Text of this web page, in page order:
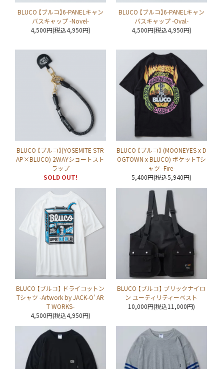
BLUCO 【ブルコ】6-PANELキャン
バスキャップ -Novel-
4,500円(税込4,950円)
BLUCO 【ブルコ】6-PANELキャン
バスキャップ -Oval-
4,500円(税込4,950円)
BLUCO 【ブルコ】(YOSEMITE STR
AP×BLUCO) 2WAYショートスト
ラップ
SOLD OUT!
BLUCO 【ブルコ】 (MOONEYES x D
OGTOWN x BLUCO) ポケットTシ
ャツ -Fire-
5,400円(税込5,940円)
BLUCO 【ブルコ】 ドライコットン
Tシャツ -Artwork by JACK-O’ AR
T WORKS-
4,500円(税込4,950円)
BLUCO 【ブルコ】 ブリックナイロ
ン ユーティリティーベスト
10,000円(税込11,000円)